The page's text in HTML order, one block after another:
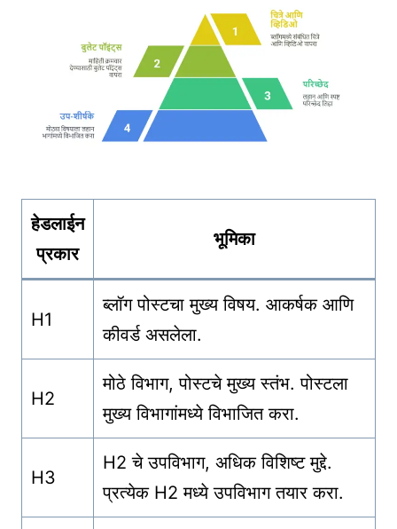
हेडलाईन
प्रकार
भूमिका
H1
ब्लॉग पोस्टचा मुख्य विषय. आकर्षक आणि
कीवर्ड असलेला.
H2
मोठे विभाग, पोस्टचे मुख्य स्तंभ. पोस्टला
मुख्य विभागांमध्ये विभाजित करा.
H3
H2 चे उपविभाग, अधिक विशिष्ट मुद्दे.
प्रत्येक H2 मध्ये उपविभाग तयार करा.